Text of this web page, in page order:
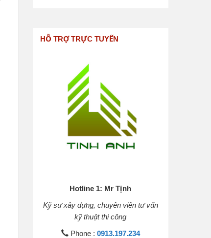
HỖ TRỢ TRỰC TUYẾN
Hotline 1: Mr Tịnh
Kỹ sư xây dựng, chuyên viên tư vấn
kỹ thuật thi công
Phone : 0913.197.234